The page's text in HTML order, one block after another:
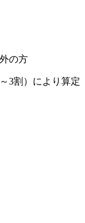
の方
3割）により算定